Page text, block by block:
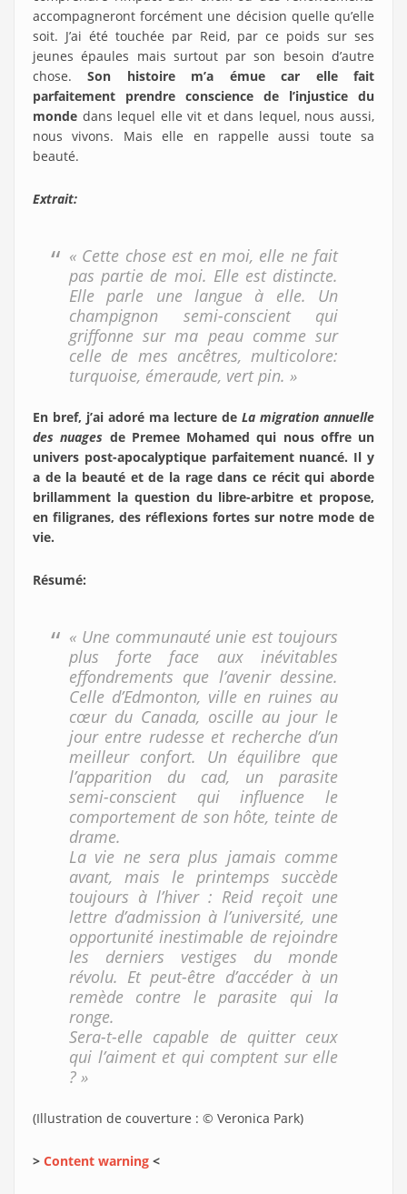
accompagneront forcément une décision quelle qu’elle
soit. J’ai été touchée par Reid, par ce poids sur ses
jeunes épaules mais surtout par son besoin d’autre
chose.Son histoire m’a émue car elle fait
parfaitement prendre conscience de l’injustice du
monde dans lequel elle vit et dans lequel, nous aussi,
nous vivons. Mais elle en rappelle aussi toute sa
beauté.
Extrait:
« Cette chose est en moi, elle ne fait
pas partie de moi. Elle est distincte.
Elle parle une langue à elle. Un
champignon semi-conscient qui
griffonne sur ma peau comme sur
celle de mes ancêtres, multicolore:
turquoise, émeraude, vert pin. »
En bref, j’ai adoré ma lecture de La migration annuelle
des nuages de Premee Mohamed qui nous offre un
univers post-apocalyptique parfaitement nuancé. Il y
a de la beauté et de la rage dans ce récit qui aborde
brillamment la question du libre-arbitre et propose,
en filigranes, des réflexions fortes sur notre mode de
vie.
Résumé:
« Une communauté unie est toujours
plus forte face aux inévitables
effondrements que l’avenir dessine.
Celle d’Edmonton, ville en ruines au
cœur du Canada, oscille au jour le
jour entre rudesse et recherche d’un
meilleur confort. Un équilibre que
l’apparition du cad, un parasite
semi-conscient qui influence le
comportement de son hôte, teinte de
drame.
La vie ne sera plus jamais comme
avant, mais le printemps succède
toujours à l’hiver : Reid reçoit une
lettre d’admission à l’université, une
opportunité inestimable de rejoindre
les derniers vestiges du monde
révolu. Et peut-être d’accéder à un
remède contre le parasite qui la
ronge.
Sera-t-elle capable de quitter ceux
qui l’aiment et qui comptent sur elle
? »
(Illustration de couverture : © Veronica Park)
> Content warning <